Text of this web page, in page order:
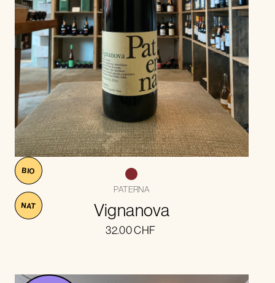
BIO
NAT
PATERNA
Vignanova
32.00CHF